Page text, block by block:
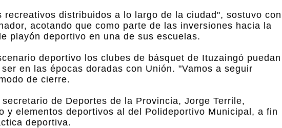
distribuidos a lo largo de la ciudad", sostuvo con
acotando que como parte de las inversiones hacia la
playón deportivo en una de sus escuelas.
deportivo los clubes de básquet de Ituzaingó puedan
en las épocas doradas con Unión. "Vamos a seguir
de cierre.
de Deportes de la Provincia, Jorge Terrile,
y elementos deportivos al del Polideportivo Municipal, a fin
deportiva.